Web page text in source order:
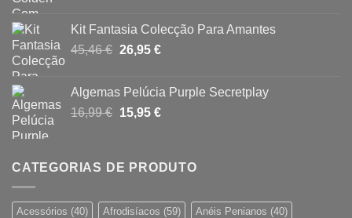
era:
16,90 €.
é:
15,80 €.
Kit Fantasia Colecção Para Amantes
45,46€ O
era:
45,46 €.
26,95 €O
é:
26,95 €.
Algemas Pelúcia Purple Secretplay
16,99€ O
era:
15,95 €O
é:
CATEGORIAS DE PRODUTO
Acessórios (40) Afrodisíacos (59) Anéis Penianos (40)